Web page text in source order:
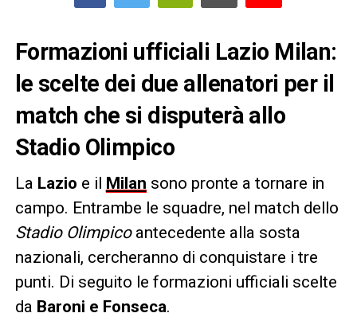
Formazioni ufficiali Lazio Milan:
le scelte dei due allenatori per il
match che si disputerà allo
Stadio Olimpico
La Lazio e il Milan sono pronte a tornare in
campo. Entrambe le squadre, nel match dello
Stadio Olimpicoantecedente alla sosta
nazionali, cercheranno di conquistare i tre
punti. Di seguito le formazioni ufficiali scelte
da Baroni e Fonseca.